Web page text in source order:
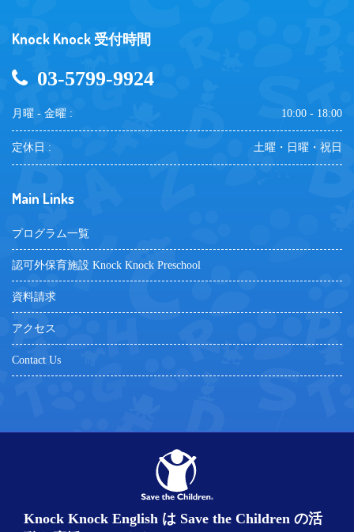
Knock Knock 受付時間
03-5799-9924
月曜 - 金曜 : 10:00 - 18:00
定休日 : 土曜・日曜・祝日
Main Links
プログラム一覧
認可外保育施設 Knock Knock Preschool
資料請求
アクセス
Contact Us
Knock Knock English は Save the Children の活